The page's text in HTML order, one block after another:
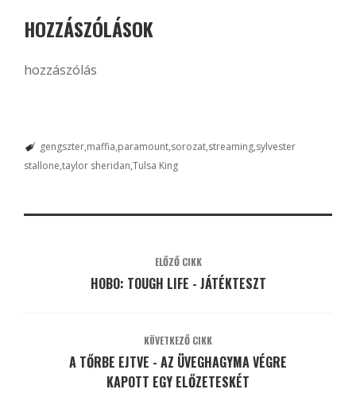
HOZZÁSZÓLÁSOK
hozzászólás
gengszter maffia paramount sorozat streaming sylvester
stallone taylor sheridan Tulsa King
ELŐZŐ CIKK
HOBO: TOUGH LIFE - JÁTÉKTESZT
KÖVETKEZŐ CIKK
A TŐRBE EJTVE - AZ ÜVEGHAGYMA VÉGRE
KAPOTT EGY ELŐZETESKÉT